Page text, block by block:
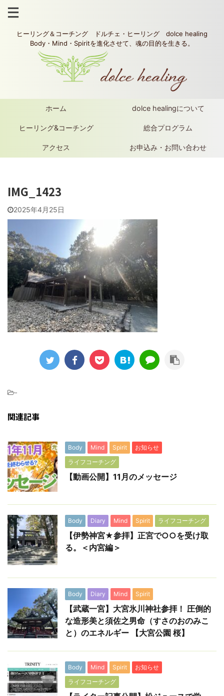
ヒーリング＆コーチング ドルチェ・ヒーリング dolce healing
Body・Mind・Spiritを進化させて、魂の目的を生きる。
ホーム dolce healingについて
ヒーリング&コーチング 総合プログラム
アクセス お申込み・お問い合わせ
IMG_1423
2025年4月25日
-
関連記事
Body Mind Spirit
お知らせ
ライフコーチング
【動画公開】11月のメッセージ
Body Diary Mind Spirit ライフコーチング
【伊勢神宮★参拝】正宮で○○を受け取
る。＜内宮編＞
Body Diary Mind Spirit
【武蔵一宮】大宮氷川神社参拝！ 圧倒的
な造形美と須佐之男命（すさのおのみこ
と）のエネルギー 【大宮公園 桜】
Body Mind Spirit
お知らせ
ライフコーチング